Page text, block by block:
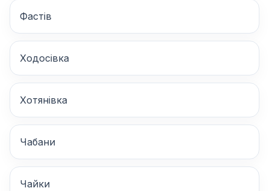
Фастів
Ходосівка
Хотянівка
Чабани
Чайки